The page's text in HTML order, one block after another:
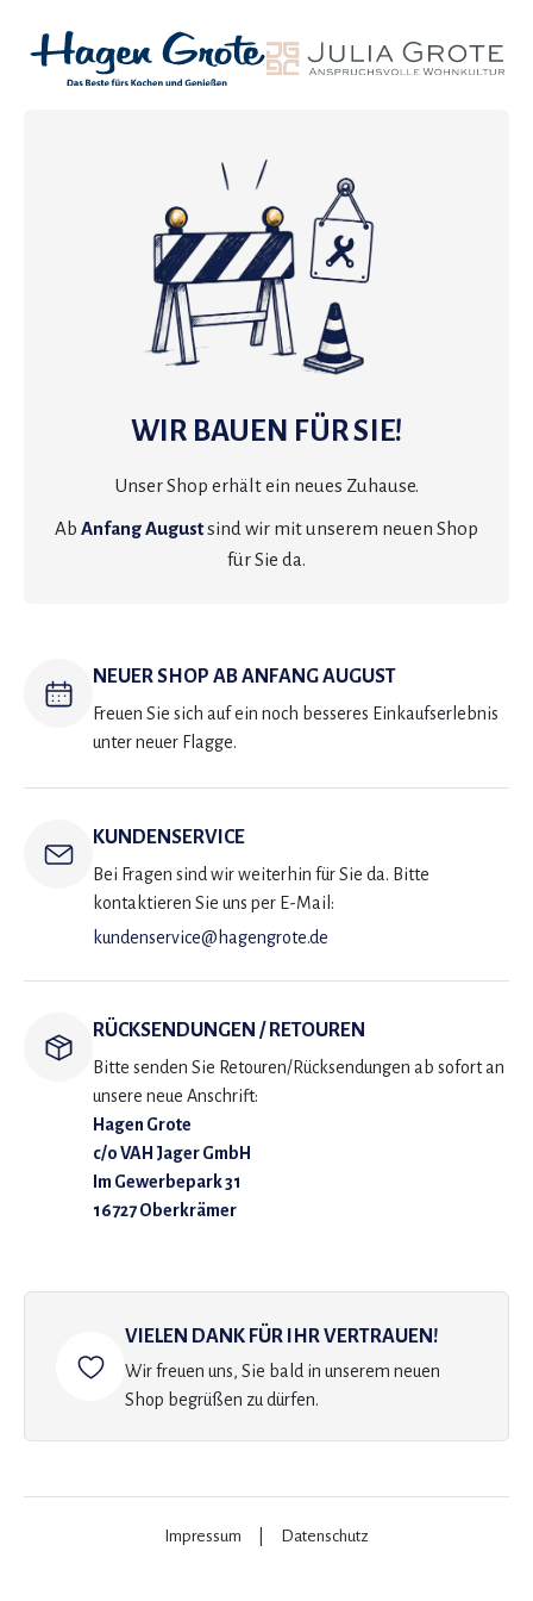
WIR BAUEN FÜR SIE!
Unser Shop erhält ein neues Zuhause.
Ab Anfang Augustsind wir mit unserem neuen Shop
für Sie da.
NEUER SHOP AB ANFANG AUGUST
Freuen Sie sich auf ein noch besseres Einkaufserlebnis
unter neuer Flagge.
KUNDENSERVICE
Bei Fragen sind wir weiterhin für Sie da. Bitte
kontaktieren Sie uns per E-Mail:
kundenservice@hagengrote.de
RÜCKSENDUNGEN / RETOUREN
Bitte senden Sie Retouren/Rücksendungen ab sofort an
unsere neue Anschrift:
Hagen Grote
c/o VAH Jager GmbH
Im Gewerbepark 31
16727 Oberkrämer
VIELEN DANK FÜR IHR VERTRAUEN!
Wir freuen uns, Sie bald in unserem neuen
Shop begrüßen zu dürfen.
Impressum Datenschutz